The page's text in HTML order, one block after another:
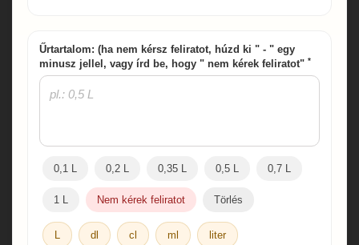
Űrtartalom: (ha nem kérsz feliratot, húzd ki " - " egy
minusz jellel, vagy írd be, hogy " nem kérek feliratot" *
0,1 L 0,2 L 0,35 L 0,5 L 0,7 L
1 L Nem kérek feliratot Törlés
L dl cl ml liter